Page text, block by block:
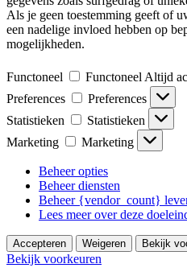
Als je geen toestemming geeft of
een nadelige invloed hebben op
mogelijkheden.
Functoneel Functoneel Altijd
Preferences
Preferences
Statistieken
Statistieken
Marketing
Marketing
Beheer opties
Beheer diensten
Beheer {vendor_count}
Lees meer over deze
Accepteren Weigeren Bekijk
Bekijk voorkeuren